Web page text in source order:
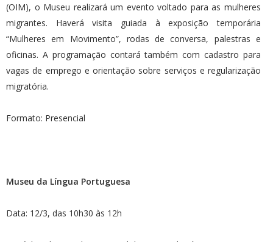
(OIM), o Museu realizará um evento voltado para as mulheres
migrantes. Haverá visita guiada à exposição temporária
“Mulheres em Movimento”, rodas de conversa, palestras e
oficinas. A programação contará também com cadastro para
vagas de emprego e orientação sobre serviços e regularização
migratória.
Formato: Presencial
Museu da Língua Portuguesa
Data: 12/3, das 10h30 às 12h